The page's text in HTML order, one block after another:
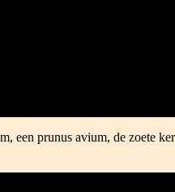
een prunus avium, de zoete